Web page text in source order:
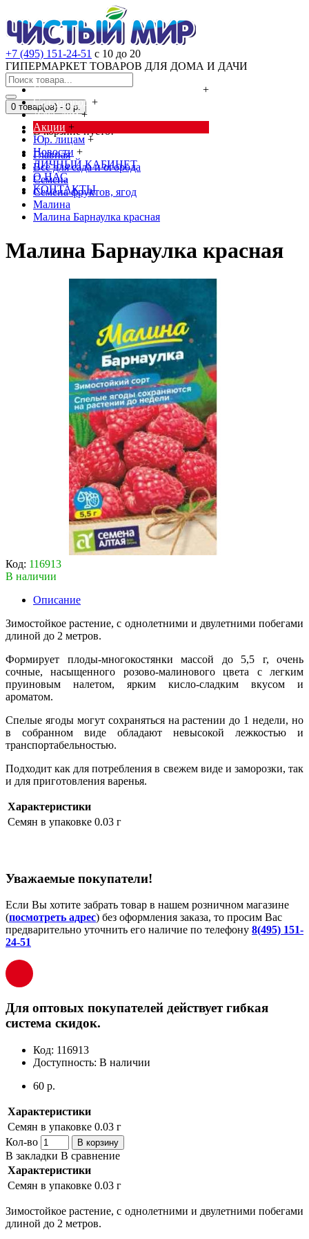
+7 (495) 151-24-51 с 10 до 20
ГИПЕРМАРКЕТ ТОВАРОВ ДЛЯ ДОМА И ДАЧИ
Cредства от насекомых и грызунов
+
Сад, огород +
Дача, дом +
Акции +
Юр. лицам +
Новости +
ЛИЧНЫЙ КАБИНЕТ
О НАС
КОНТАКТЫ
0 товар(ов) - 0 р.
В корзине пусто!
Главная
Всё для сада и огорода
Семена
Семена фруктов, ягод
Малина
Малина Барнаулка красная
Малина Барнаулка красная
Код: 116913
В наличии
Описание
Зимостойкое растение, с однолетними и двулетними побегами
длиной до 2 метров.
Формирует плоды-многокостянки массой до 5,5 г, очень
сочные, насыщенного розово-малинового цвета с легким
пруиновым налетом, ярким кисло-сладким вкусом и
ароматом.
Спелые ягоды могут сохраняться на растении до 1 недели, но
в собранном виде обладают невысокой лежкостью и
транспортабельностью.
Подходит как для потребления в свежем виде и заморозки, так
и для приготовления варенья.
Характеристики
Семян в упаковке 0.03 г
Уважаемые покупатели!
Если Вы хотите забрать товар в нашем розничном магазине
(посмотреть адрес) без оформления заказа, то просим Вас
предварительно уточнить его наличие по телефону 8(495) 151-
24-51
Для оптовых покупателей действует гибкая
система скидок.
Код: 116913
Доступность: В наличии
60 р.
Характеристики
Семян в упаковке 0.03 г
Кол-во
В корзину
В закладки В сравнение
Характеристики
Семян в упаковке 0.03 г
Зимостойкое растение, с однолетними и двулетними побегами
длиной до 2 метров.